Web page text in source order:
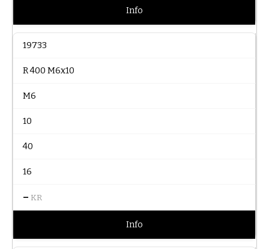
Info
19733
R 400 M6x10
M6
10
40
16
– KR
Info